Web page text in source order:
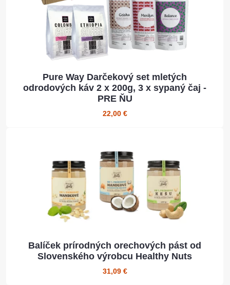
Pure Way Darčekový set mletých
odrodových káv 2 x 200g, 3 x sypaný čaj -
PRE ŇU
22,00 €
Balíček prírodných orechových pást od
Slovenského výrobcu Healthy Nuts
31,09 €